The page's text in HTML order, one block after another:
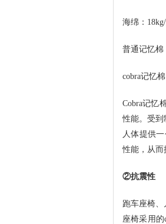
海绵：
普通记忆棉
cobra记忆
Cobra记忆
性能。受到
人体提供
性能，从而
②抗震性
跑车座椅
座椅采用的